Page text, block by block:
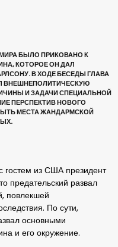
БЫЛО ПРИКОВАНО К
КОТОРОЕ ОН ДАЛ
В ХОДЕ БЕСЕДЫ ГЛАВА
ВНЕШНЕПОЛИТИЧЕСКУЮ
И ЗАДАЧИ СПЕЦИАЛЬНОЙ
ПЕРСПЕКТИВ НОВОГО
МЕСТА ЖАНДАРМСКОЙ
гостем из США президент
предательский развал
повлекшей
По сути,
основными
и его окружение.